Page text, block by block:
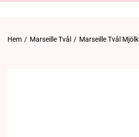
Hem / Marseille Tvål / Marseille Tvål Mjölk